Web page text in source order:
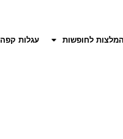
לחופשות עגלות קפה